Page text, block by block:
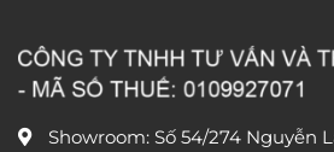
Showroom: Số 54/274 Nguyễn